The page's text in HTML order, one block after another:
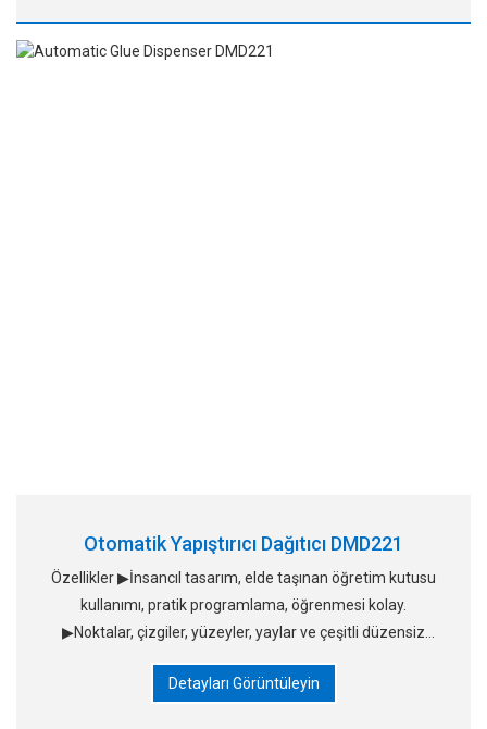
Otomatik Yapıştırıcı Dağıtıcı DMD221
Özellikler ▶İnsancıl tasarım, elde taşınan öğretim kutusu
kullanımı, pratik programlama, öğrenmesi kolay.
▶Noktalar, çizgiler, yüzeyler, yaylar ve çeşitli düzensiz
Detayları Görüntüleyin